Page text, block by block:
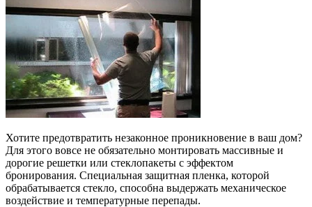
Хотите предотвратить незаконное проникновение в ваш дом?
Для этого вовсе не обязательно монтировать массивные и
дорогие решетки или стеклопакеты с эффектом
бронирования. Специальная защитная пленка, которой
обрабатывается стекло, способна выдержать механическое
воздействие и температурные перепады.